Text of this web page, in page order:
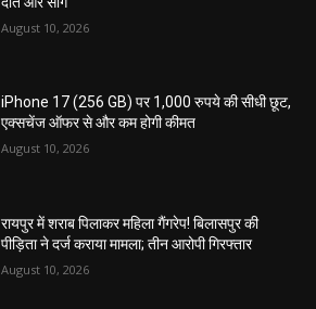
August 10, 2026
iPhone 17 (256 GB) पर 1,000 रुपये की सीधी छूट,
एक्सचेंज ऑफर से और कम होगी कीमत
August 10, 2026
रायपुर में शराब पिलाकर महिला गैंगरेप! बिलासपुर की
पीड़िता ने दर्ज कराया मामला; तीन आरोपी गिरफ्तार
August 10, 2026